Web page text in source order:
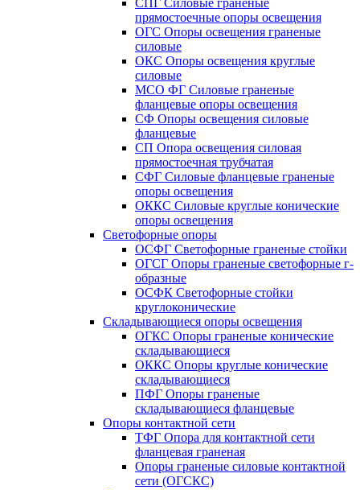
СПГ Силовые граненые
прямостоечные опоры освещения
ОГС Опоры освещения граненые
силовые
ОКС Опоры освещения круглые
силовые
МСО ФГ Силовые граненые
фланцевые опоры освещения
СФ Опоры освещения силовые
фланцевые
СП Опора освещения силовая
прямостоечная трубчатая
СФГ Силовые фланцевые граненые
опоры освещения
ОККС Силовые круглые конические
опоры освещения
Светофорные опоры
ОСФГ Светофорные граненые стойки
ОГСГ Опоры граненые светофорные г-
образные
ОСФК Светофорные стойки
круглоконические
Складывающиеся опоры освещения
ОГКС Опоры граненые конические
складывающиеся
ОККС Опоры круглые конические
складывающиеся
ПФГ Опоры граненые
складывающиеся фланцевые
Опоры контактной сети
ТФГ Опора для контактной сети
фланцевая граненая
Опоры граненые силовые контактной
сети (ОГСКС)